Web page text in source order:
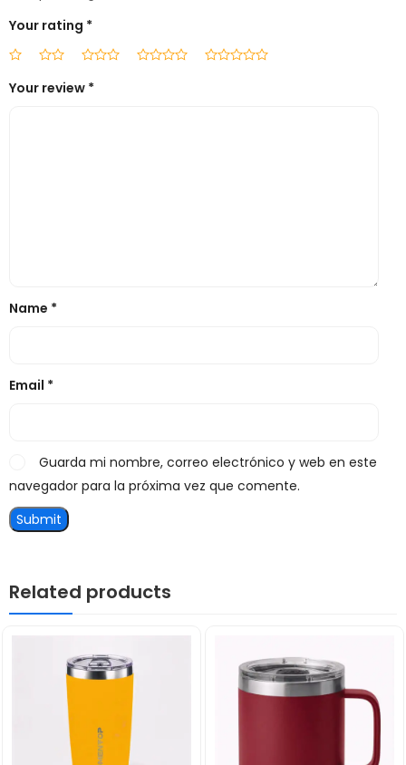
Your rating *
Your review *
Name *
Email *
Guarda mi nombre, correo electrónico y web en este
navegador para la próxima vez que comente.
Related products